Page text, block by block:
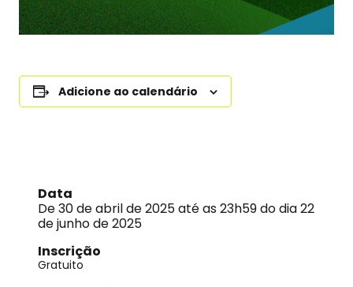
Adicione ao calendário
Data
De 30 de abril de 2025 até as 23h59 do dia 22
de junho de 2025
Inscrição
Gratuito